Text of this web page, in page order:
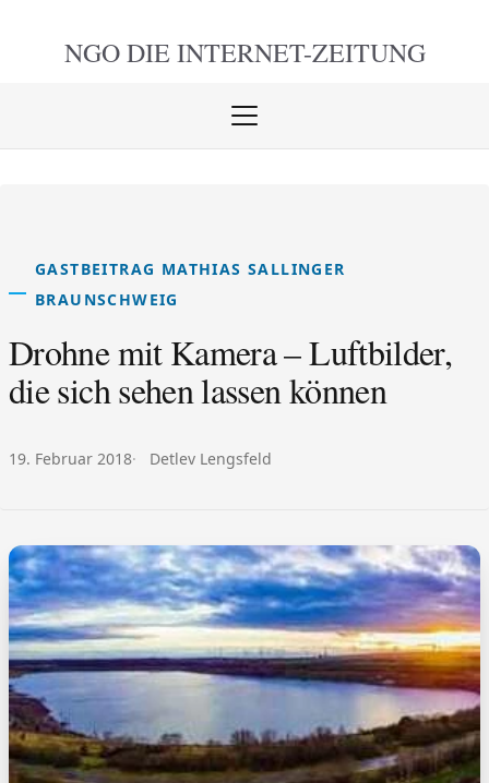
NGO DIE INTERNET-ZEITUNG
Menü
GASTBEITRAG MATHIAS SALLINGER
BRAUNSCHWEIG
Drohne mit Kamera – Luftbilder,
die sich sehen lassen können
Veröffentlicht am:
19. Februar 2018 Autor:
Detlev Lengsfeld